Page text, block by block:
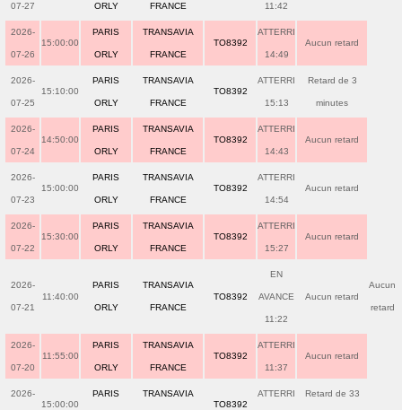
07-27 ORLY FRANCE 11:42
2026-
07-26
15:00:00
PARIS
ORLY
TRANSAVIA
FRANCE
TO8392
ATTERRI
14:49
Aucun retard
2026-
07-25
15:10:00
PARIS
ORLY
TRANSAVIA
FRANCE
TO8392
ATTERRI
15:13
Retard de 3
minutes
2026-
07-24
14:50:00
PARIS
ORLY
TRANSAVIA
FRANCE
TO8392
ATTERRI
14:43
Aucun retard
2026-
07-23
15:00:00
PARIS
ORLY
TRANSAVIA
FRANCE
TO8392
ATTERRI
14:54
Aucun retard
2026-
07-22
15:30:00
PARIS
ORLY
TRANSAVIA
FRANCE
TO8392
ATTERRI
15:27
Aucun retard
2026-
07-21
11:40:00
PARIS
ORLY
TRANSAVIA
FRANCE
TO8392
EN
AVANCE
11:22
Aucun retard
Aucun
retard
2026-
07-20
11:55:00
PARIS
ORLY
TRANSAVIA
FRANCE
TO8392
ATTERRI
11:37
Aucun retard
2026-
15:00:00
PARIS TRANSAVIA
TO8392
ATTERRI Retard de 33